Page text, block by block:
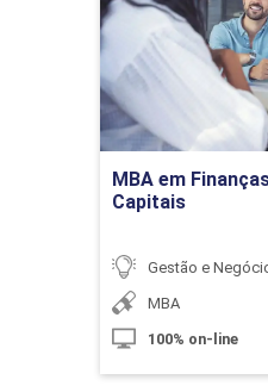
Desafios da
Estrutura da uma
Segurança de
MBA em
Capitais
Gestão e
MBA
100% on-line
Ir para